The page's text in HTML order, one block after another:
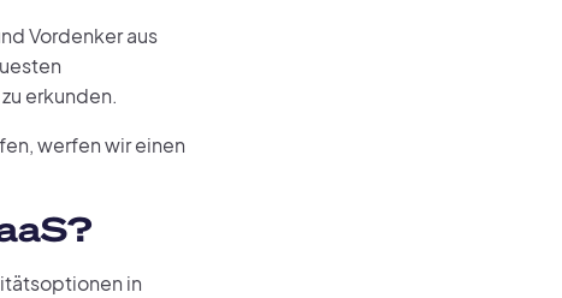
Vordenker aus
erkunden.
werfen wir einen
in